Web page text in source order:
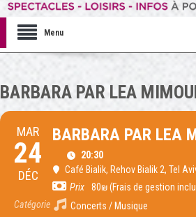
Menu
BARBARA PAR LEA
MAR
24
DÉC
BARBARA PAR LEA
20:30
Café Bialik, Rehov Bialik 2, Tel
Prix
80₪ (Frais de gestion
Catégorie
Concerts / Musique